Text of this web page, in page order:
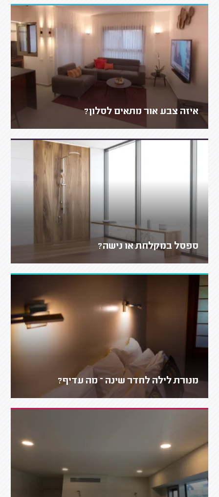
איזה צבע אור מתאים לסלון?
ספסל במקלחת או נישה?
מנורת לילה לחדר שינה – מה עדיף?